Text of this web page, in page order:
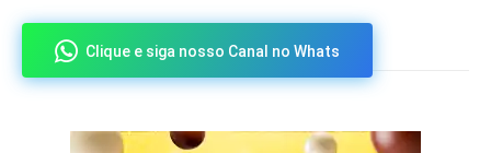
Clique e siga nosso Canal no Whats